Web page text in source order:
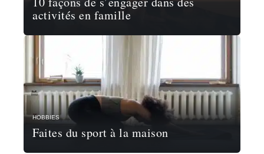
activités en famille
HOBBIES
Faites du sport à la maison